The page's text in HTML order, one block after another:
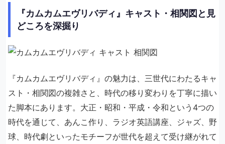
『カムカムエヴリバディ』キャスト・相関図と見
どころを深掘り
『カムカムエヴリバディ』の魅力は、三世代にわたるキャ
スト・相関図の複雑さと、時代の移り変わりを丁寧に描い
た脚本にあります。大正・昭和・平成・令和という4つの
時代を通じて、あんこ作り、ラジオ英語講座、ジャズ、野
球、時代劇といったモチーフが世代を超えて受け継がれて